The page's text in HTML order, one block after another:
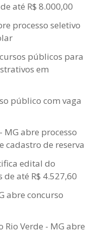
até R$ 8.000,00
processo seletivo
públicos para
em
público com vaga
abre processo
cadastro de reserva
edital do
até R$ 4.527,60
abre concurso
Rio Verde - MG abre